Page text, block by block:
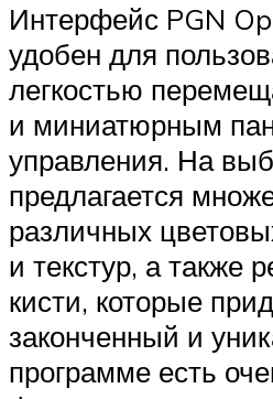
Интерфейс PGN
удобен для
легкостью
и миниатюрным
управления. На
предлагается
различных
и текстур, а также
кисти, которые
законченный и
программе есть